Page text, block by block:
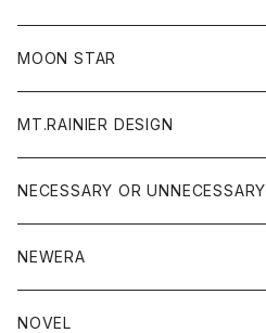
フリース
ジャケット
ニット
パンツ
帽子
MOON STAR
MT.RAINIER DESIGN
アウター
コート
ジャケット
アクセサリー
バッグ
グッズ
NECESSARY OR UNNECESSARY
アウター
コート
アクセサリー
NEWERA
帽子
NOVEL